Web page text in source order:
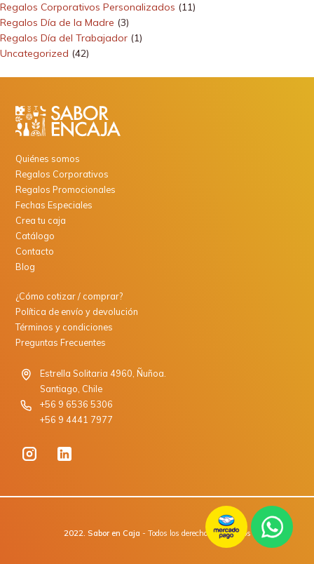
Regalos Corporativos Personalizados (11)
Regalos Día de la Madre (3)
Regalos Día del Trabajador (1)
Uncategorized (42)
Quiénes somos
Regalos Corporativos
Regalos Promocionales
Fechas Especiales
Crea tu caja
Catálogo
Contacto
Blog
¿Cómo cotizar / comprar?
Política de envío y devolución
Términos y condiciones
Preguntas Frecuentes
Estrella Solitaria 4960, Ñuñoa.
Santiago, Chile
+56 9 6536 5306
+56 9 4441 7977
2022. Sabor en Caja - Todos los derechos reservados